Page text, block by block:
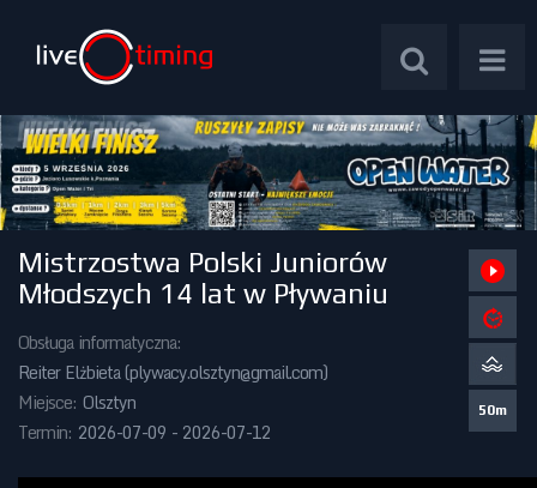
Zawody Międzynarodowe
Zawody Okręgowe
Kalendarz Imprez
Mistrzostwa Polski Juniorów
Młodszych 14 lat w Pływaniu
Obsługa informatyczna:
Reiter Elżbieta (plywacy.olsztyn@gmail.com)
Miejsce: Olsztyn
Termin: 2026-07-09 - 2026-07-12
50m